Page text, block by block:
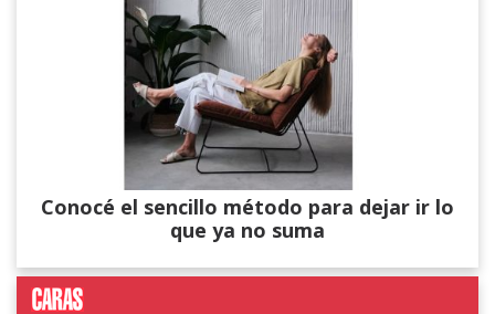
Conocé el sencillo método para dejar ir lo
que ya no suma